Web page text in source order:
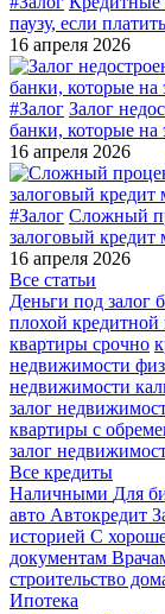
паузу, если
16 апреля 2026
#Залог Залог
банки, которые на
16 апреля 2026
#Залог Сложный
залоговый кредит
16 апреля 2026
Все статьи
Деньги под залог
плохой
квартиры срочно
недвижимости
недвижимости
залог
квартиры с
залог
Все кредиты
Наличными Для
авто Автокредит
историей С
документам
строительство
Ипотека